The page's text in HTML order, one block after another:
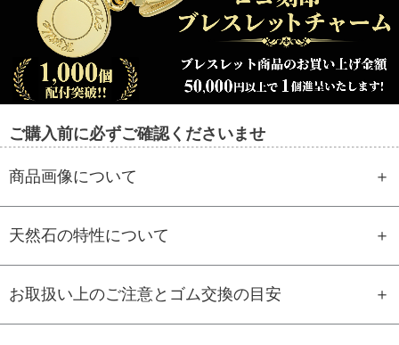
ご購入前に必ずご確認くださいませ
商品画像について
天然石の特性について
お取扱い上のご注意とゴム交換の目安